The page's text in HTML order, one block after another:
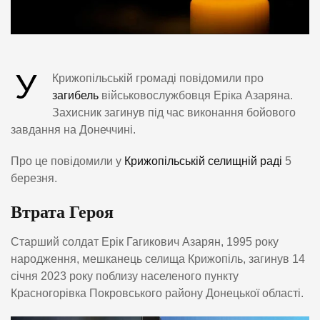
У
Крижопільській громаді повідомили про
загибель військовослужбовця Еріка Азаряна.
Захисник загинув під час виконання бойового
завдання на Донеччині.
Про це повідомили у Крижопільській селищній раді 5
березня.
Втрата Героя
Старший солдат Ерік Гагикович Азарян, 1995 року
народження, мешканець селища Крижопіль, загинув 14
січня 2023 року поблизу населеного пункту
Красногорівка Покровського району Донецької області.